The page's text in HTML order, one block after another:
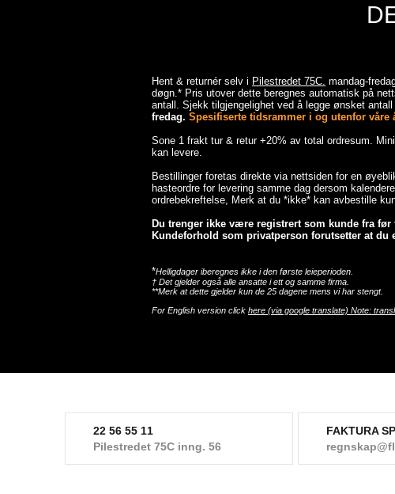
Hent & returnér selv i Pilestredet 75C. mandag-
døgn.* Pris utover dette beregnes automatisk på
antall. Sjekk tilgjengelighet ved å legge ønsket
fredag. Spesifiserte tidsrammer i og utenfor
Sone 1 frakt tur & retur +20% av total ordresum.
kan levere.
Bestillinger foretas direkte via nettsiden for en
hasteordre for levering samme dag dersom
ordrebekreftelse, Merk at du *ikke* kan avbestille
Du trenger ikke være registrert som kunde fra
Kundeforhold som privatperson forutsetter at
*Helligdager iberegnes ikke i den første leieperioden.
† Det gjelder også alle ansatte i ett og samme firma.
**Merk at dette gjelder kun de 25 dagene mens vi har stengt.
For English version click here (via google translate) Note:
22 56 55 11
Pilestredet 75C inng. 56
FAKTURA